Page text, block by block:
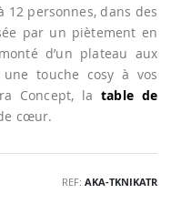
12 personnes, dans des
par un piètement en
d’un plateau aux
touche cosy à vos
Concept, latable de
cœur.
REF AKA-TKNIKATR